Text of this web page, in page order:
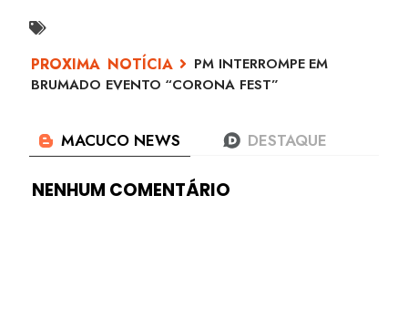
PM INTERROMPE EM
BRUMADO EVENTO “CORONA FEST”
NENHUM COMENTÁRIO